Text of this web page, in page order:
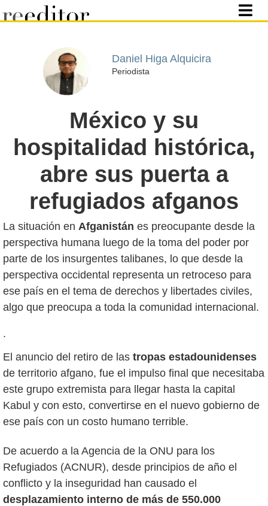
Daniel Higa Alquicira
Periodista
México y su
hospitalidad histórica,
abre sus puerta a
refugiados afganos
La situación en Afganistán es preocupante desde la
perspectiva humana luego de la toma del poder por
parte de los insurgentes talibanes, lo que desde la
perspectiva occidental representa un retroceso para
ese país en el tema de derechos y libertades civiles,
.
El anuncio del retiro de las tropas estadounidenses
de territorio afgano, fue el impulso final que necesitaba
este grupo extremista para llegar hasta la capital
Kabul y con esto, convertirse en el nuevo gobierno de
ese país con un costo humano terrible.
De acuerdo a la Agencia de la ONU para los
Refugiados (ACNUR), desde principios de año el
conflicto y la inseguridad han causado el
desplazamiento interno de más de 550.000